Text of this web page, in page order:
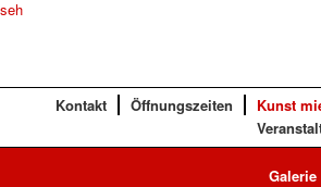
Kontakt Öffnungszeiten
Kunst